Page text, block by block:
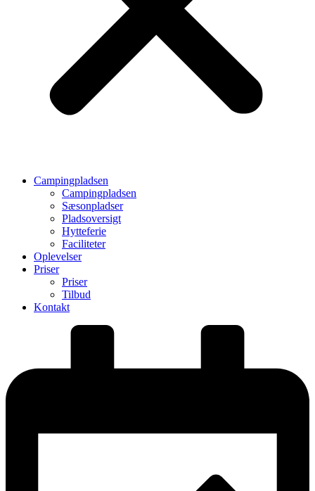
Campingpladsen
Campingpladsen
Sæsonpladser
Pladsoversigt
Hytteferie
Faciliteter
Oplevelser
Priser
Priser
Tilbud
Kontakt